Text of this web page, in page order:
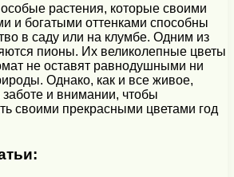
растения, которые своими
и богатыми оттенками способны
в саду или на клумбе. Одним из
пионы. Их великолепные цветы
не оставят равнодушными ни
Однако, как и все живое,
и внимании, чтобы
своими прекрасными цветами год